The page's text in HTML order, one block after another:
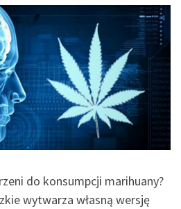
do konsumpcji marihuany?
wytwarza własną wersję